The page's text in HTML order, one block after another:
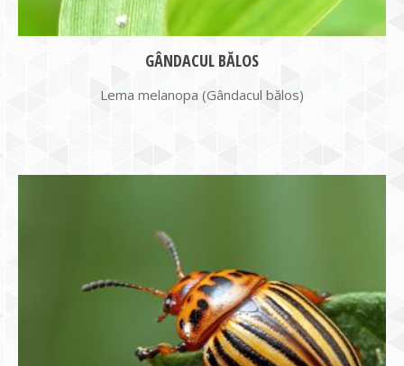
GÂNDACUL BĂLOS
Lema melanopa (Gândacul bălos)